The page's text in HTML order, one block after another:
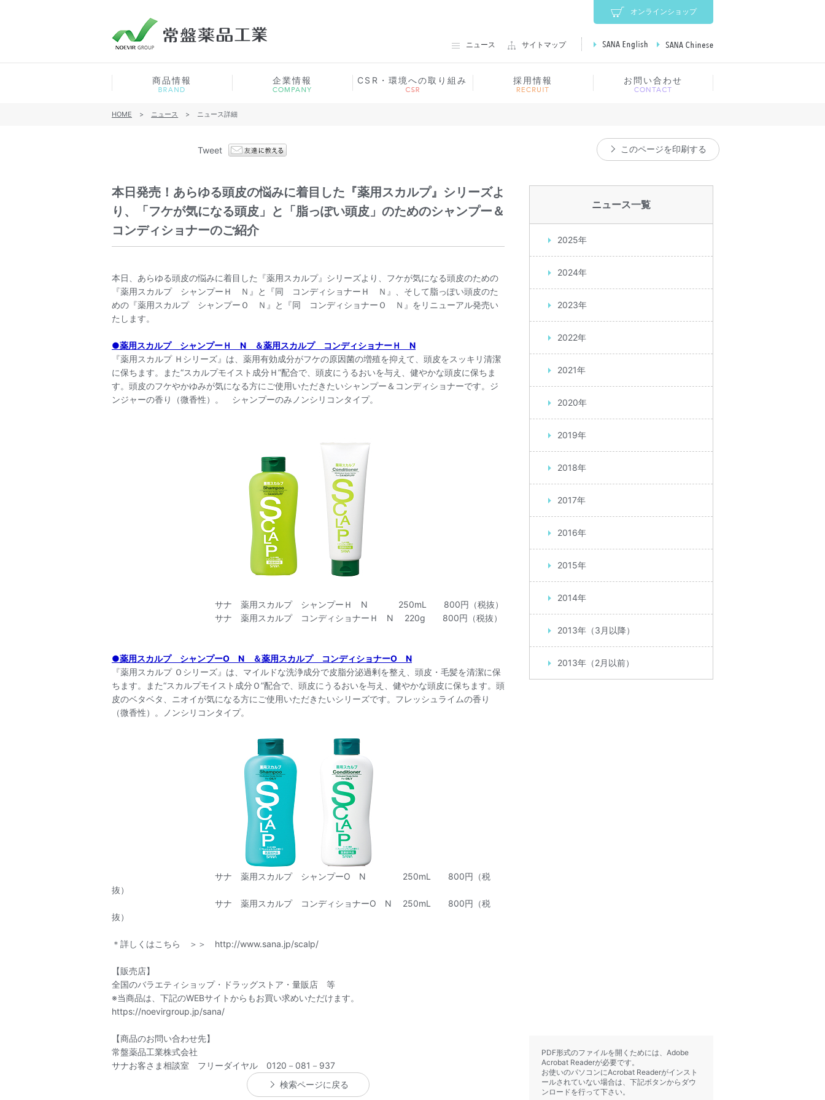
商品情報 企業情報 CSR・環境への取り組み 採用情報 お問い合わせ
オンラインショップ
ニュース サイトマップ SANA English
HOME > ニュース > ニュース詳細
Tweet このページを印刷する
本日発売！あらゆる頭皮の悩みに着目した『薬用スカルプ』シリーズよ
り、「フケが気になる頭皮」と「脂っぽい頭皮」のためのシャンプー＆
コンディショナーのご紹介
本日、あらゆる頭皮の悩みに着目した『薬用スカルプ』シリーズより、フケが気になる頭皮のための
『薬用スカルプ シャンプーＨ Ｎ』と『同 コンディショナーＨ Ｎ』、そして脂っぽい頭皮のた
めの『薬用スカルプ シャンプーＯ Ｎ』と『同 コンディショナーＯ Ｎ』をリニューアル発売い
たします。
●薬用スカルプ シャンプーＨ N ＆薬用スカルプ コンディショナーＨ N
『薬用スカルプ Ｈシリーズ』は、薬用有効成分がフケの原因菌の増殖を抑えて、頭皮をスッキリ清潔
に保ちます。また“スカルプモイスト成分Ｈ”配合で、頭皮にうるおいを与え、健やかな頭皮に保ちま
す。頭皮のフケやかゆみが気になる方にご使用いただきたいシャンプー＆コンディショナーです。ジ
ンジャーの香り（微香性）。 シャンプーのみノンシリコンタイプ。
サナ 薬用スカルプ シャンプーＨ N 250mL 800円（税抜）
サナ 薬用スカルプ コンディショナーＨ N 220g 800円（税抜）
●薬用スカルプ シャンプーO N ＆薬用スカルプ コンディショナーO N
『薬用スカルプ Ｏシリーズ』は、マイルドな洗浄成分で皮脂分泌過剰を整え、頭皮・毛髪を清潔に保
ちます。また“スカルプモイスト成分Ｏ”配合で、頭皮にうるおいを与え、健やかな頭皮に保ちます。頭
皮のベタベタ、ニオイが気になる方にご使用いただきたいシリーズです。フレッシュライムの香り
（微香性）。ノンシリコンタイプ。
サナ 薬用スカルプ シャンプーO N 250mL 800円（税
抜）
サナ 薬用スカルプ コンディショナーO N 250mL 800円（税
抜）
＊詳しくはこちら ＞＞ http://www.sana.jp/scalp/
【販売店】
全国のバラエティショップ・ドラッグストア・量販店 等
※当商品は、下記のWEBサイトからもお買い求めいただけます。
https://noevirgroup.jp/sana/
【商品のお問い合わせ先】
常盤薬品工業株式会社
サナお客さま相談室 フリーダイヤル 0120－081－937
検索ページに戻る
ニュース一覧
2025年
2024年
2023年
2022年
2021年
2020年
2019年
2018年
2017年
2016年
2015年
2014年
2013年（3月以降）
2013年（2月以前）
PDF形式のファイルを開くためには、Adobe
Acrobat Readerが必要です。
お使いのパソコンにAcrobat Readerがインスト
ールされていない場合は、下記ボタンからダウ
ンロードを行って下さい。